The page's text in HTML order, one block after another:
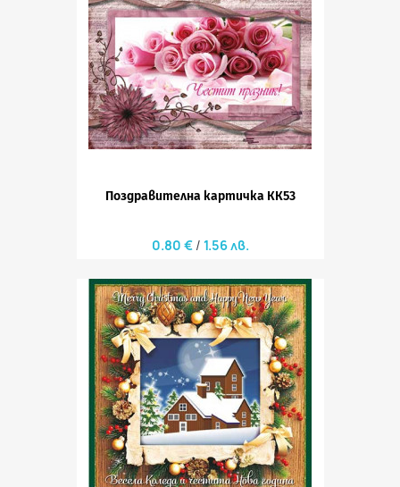
Поздравителна картичка КК53
0.80 € 1.56 лв.